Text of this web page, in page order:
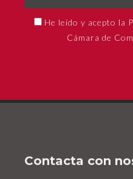
He leído y acepto la
Cámara de
Contacta con